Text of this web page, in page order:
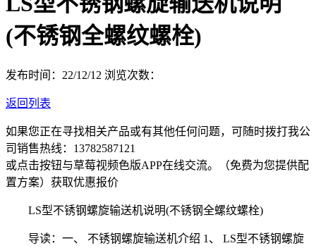
(不锈钢全螺纹螺栓)
发布时间：22/12/12 浏览次数：
返回列表
如果您正在寻找相关产品或有其他任何问题，可随时拨打我公
司销售热线： 13782587121
或点击按钮与草莓视频色版APP在线交流。（免费为您提供配
置方案） 获取优惠报价
LS型不锈钢螺旋输送机说明(不锈钢全螺纹螺栓)
导读：一、 不锈钢螺旋输送机介绍 1、 LS型不锈钢螺旋